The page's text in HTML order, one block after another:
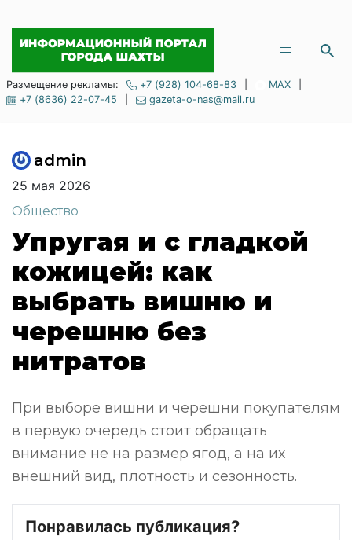
Размещение рекламы: +7 (928) 104-68-83 MAX
+7 (8636) 22-07-45
gazeta-o-nas@mail.ru
admin
25 мая 2026
Общество
Упругая и с гладкой
кожицей: как
выбрать вишню и
черешню без
нитратов
При выборе вишни и черешни покупателям
в первую очередь стоит обращать
внимание не на размер ягод, а на их
внешний вид, плотность и сезонность.
Понравилась публикация?